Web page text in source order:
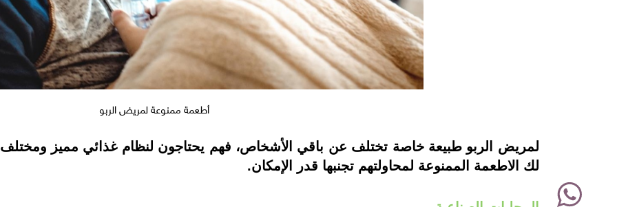
أطعمة ممنوعة لمريض الربو
WhatsApp
instagramلمريض الربو طبيعة خاصة تختلف عن باقي الأشخاص، فهم يحتاجون لنظام غذائي مميز
لك الاطعمة الممنوعة لمحاولتهم تجنبها قدر الإمكان.